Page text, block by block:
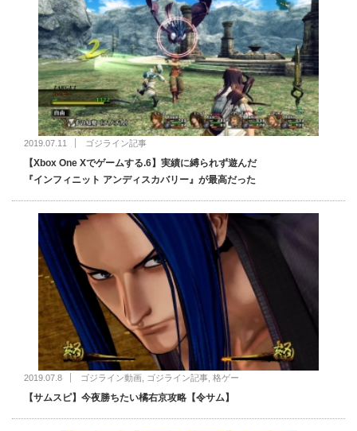
2019.07.11 ゴジライン記事
【Xbox One Xでゲームする.6】実績に縛られず遊んだ
『インフィニット アンディスカバリー』が最高だった
2019.07.8 ゴジライン動画 ゴジライン記事 格ゲー
【サムスピ】今夜勝ちたい橘右京攻略【令サム】